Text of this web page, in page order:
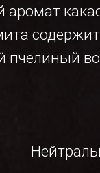
аромат
пчелиный